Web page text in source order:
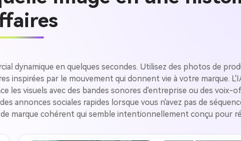
dynamique en quelques secondes. Utilisez des photos de
inspirées par le mouvement qui donnent vie à votre marque.
visuels avec des bandes sonores d'entreprise ou des voix-
annonces sociales rapides lorsque vous n'avez pas de
marque cohérent qui semble intentionnellement conçu pour